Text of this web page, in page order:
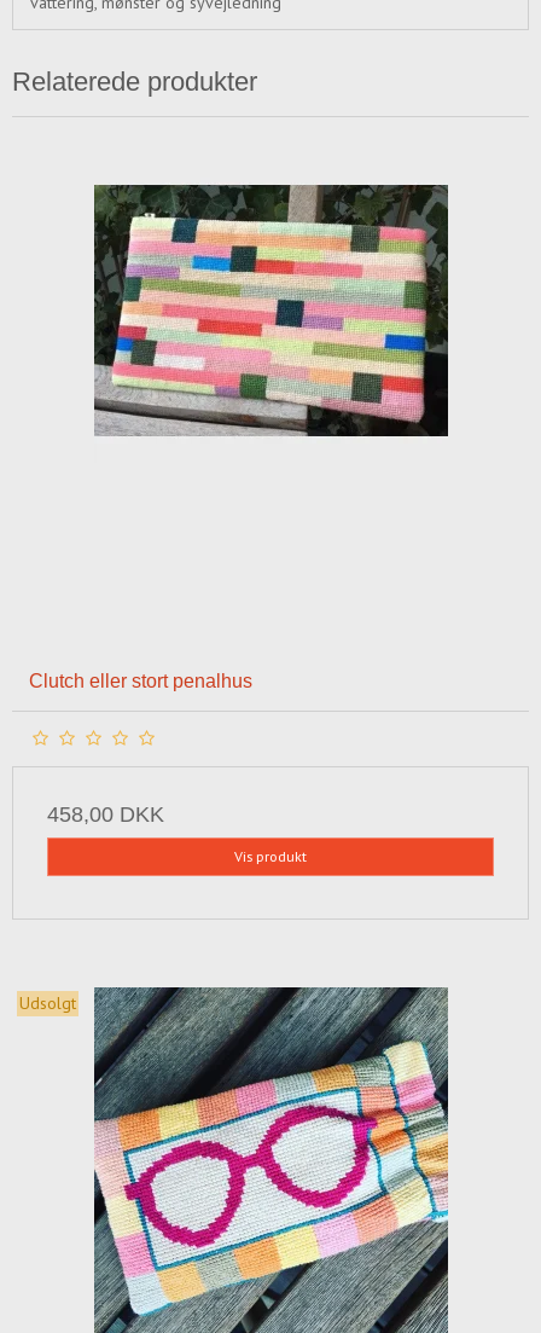
Relaterede produkter
Clutch eller stort penalhus
458,00 DKK
Vis produkt
Udsolgt